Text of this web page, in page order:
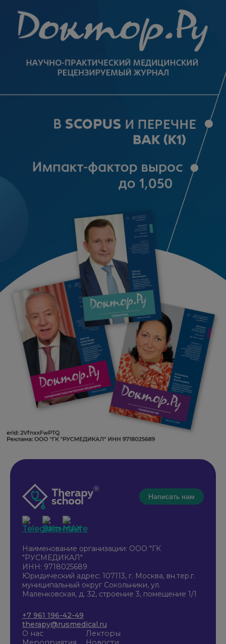
Написать нам
Наименование организации: ООО "ГК
"РУСМЕДИКАЛ"
ИНН: 9718025689
Юридический адрес: 107113, г. Москва, вн.тер.г.
муниципальный округ Сокольники, ул.
Маленковская, д. 32, строение 3, помещение 1/1
+7 961 196-42-49
therapy@rusmedical.ru
О нас
Лекторы